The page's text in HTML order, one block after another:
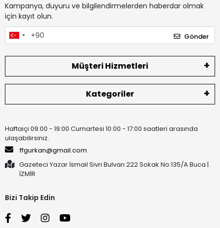
Kampanya, duyuru ve bilgilendirmelerden haberdar olmak
için kayıt olun.
Gönder
Müşteri Hizmetleri
Kategoriler
Haftaiçi 09:00 - 19:00 Cumartesi 10:00 - 17:00 saatleri arasında
ulaşabilirsiniz.
ffgurkan@gmail.com
Gazeteci Yazar İsmail Sivri Bulvarı 222 Sokak No:135/A Buca |
İZMİR
Bizi Takip Edin